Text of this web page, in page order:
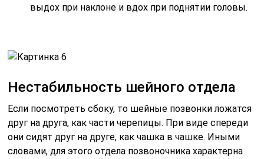
выдох при наклоне и вдох при поднятии головы.
Нестабильность шейного отдела
Если посмотреть сбоку, то шейные позвонки ложатся
друг на друга, как части черепицы. При виде спереди
они сидят друг на друге, как чашка в чашке. Иными
словами, для этого отдела позвоночника характерна